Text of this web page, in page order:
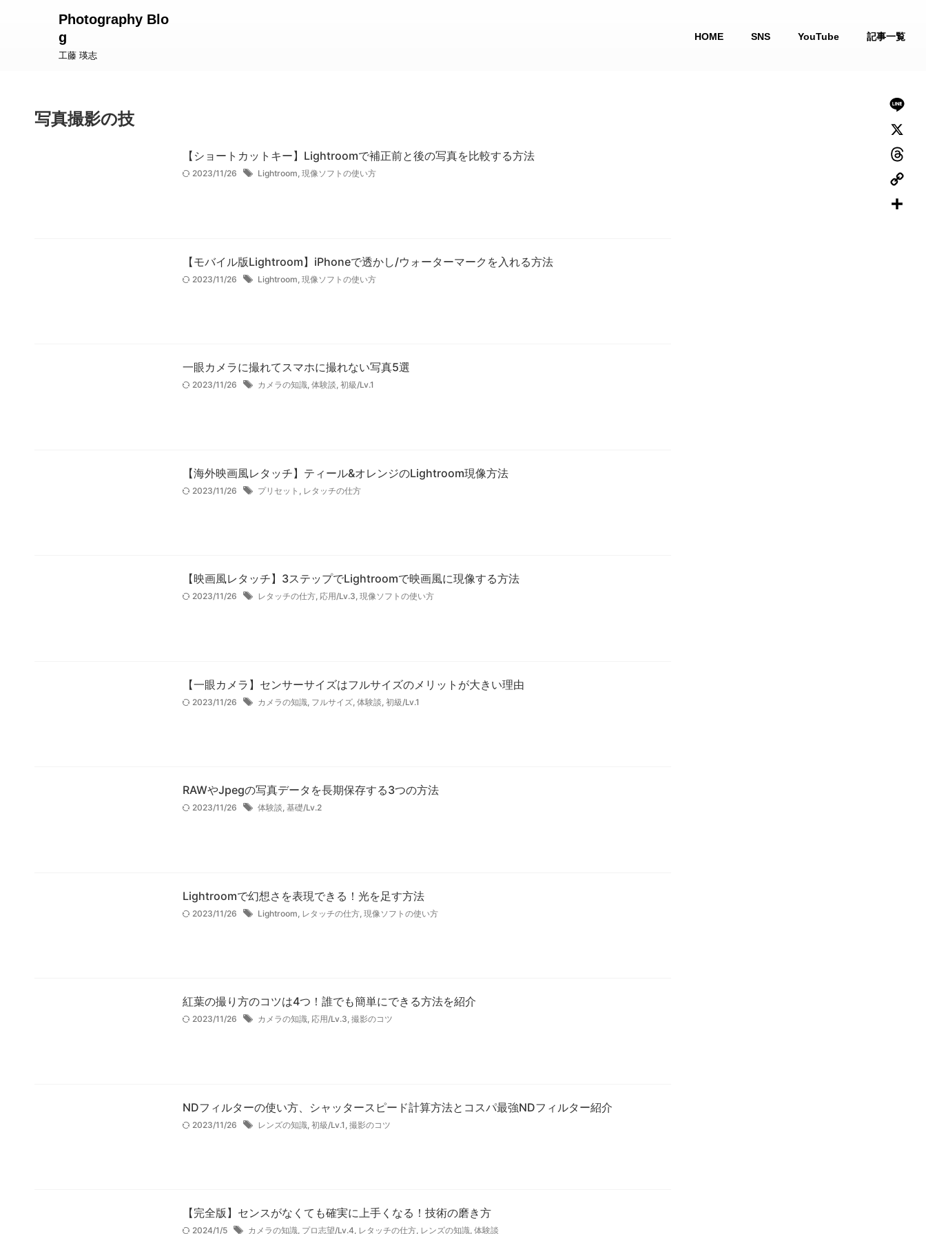
Photography Blo
g
工藤 瑛志
HOME SNS YouTube 記事一覧
写真撮影の技
【ショートカットキー】Lightroomで補正前と後の写真を比較する方法
2023/11/26 Lightroom, 現像ソフトの使い方
【モバイル版Lightroom】iPhoneで透かし/ウォーターマークを入れる方法
2023/11/26 Lightroom 現像ソフトの使い方
一眼カメラに撮れてスマホに撮れない写真5選
2023/11/26 カメラの知識, 体験談, 初級/Lv.1
【海外映画風レタッチ】ティール&オレンジのLightroom現像方法
2023/11/26 プリセット レタッチの仕方
【映画風レタッチ】3ステップでLightroomで映画風に現像する方法
2023/11/26 レタッチの仕方, 応用/Lv.3, 現像ソフトの使い方
【一眼カメラ】センサーサイズはフルサイズのメリットが大きい理由
2023/11/26 カメラの知識 フルサイズ 体験談 初級/Lv.1
RAWやJpegの写真データを長期保存する3つの方法
2023/11/26 体験談, 基礎/Lv.2
Lightroomで幻想さを表現できる！光を足す方法
2023/11/26 Lightroom レタッチの仕方 現像ソフトの使い方
紅葉の撮り方のコツは4つ！誰でも簡単にできる方法を紹介
2023/11/26 カメラの知識, 応用/Lv.3, 撮影のコツ
NDフィルターの使い方、シャッタースピード計算方法とコスパ最強NDフィルター紹介
2023/11/26 レンズの知識 初級/Lv.1 撮影のコツ
【完全版】センスがなくても確実に上手くなる！技術の磨き方
2024/1/5 カメラの知識, プロ志望/Lv.4, レタッチの仕方, レンズの知識, 体験談
L
n
e
X